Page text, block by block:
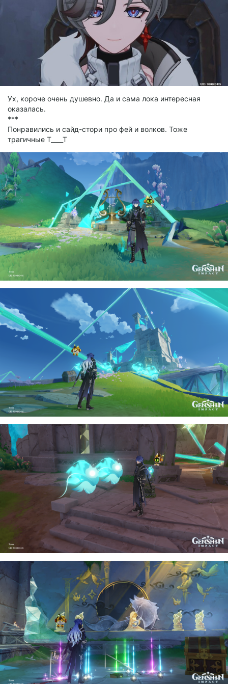
Ух, короче очень душевно. Да и сама лока интересная
оказалась.
***
Понравились и сайд-стори про фей и волков. Тоже
трагичные T____T